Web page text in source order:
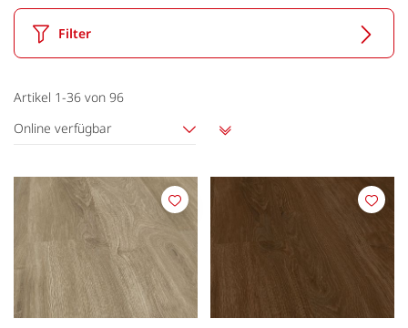
Filter
Artikel 1-36 von 96
Online verfügbar
Merken